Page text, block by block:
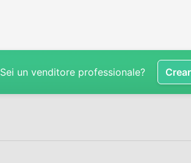
Sei un venditore professionale?